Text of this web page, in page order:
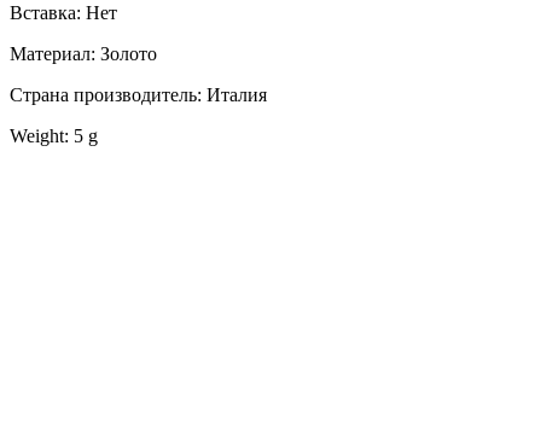
Вставка: Нет
Материал: Золото
Страна производитель: Италия
Weight: 5 g